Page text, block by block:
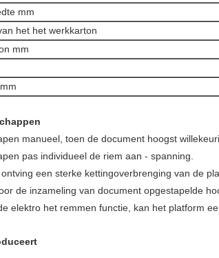
mm
het het werkkarton
mm
manueel, toen de document hoogst
pas individueel de riem aan - spanning.
een sterke kettingoverbrenging van de
de inzameling van document opgestapelde
elektro het remmen functie, kan het platform